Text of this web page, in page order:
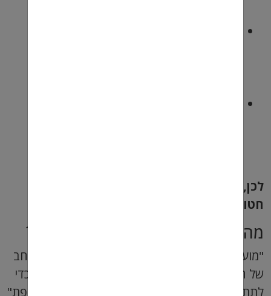
לכן, אין תשובה חד משמעית לשאלה האם
חטופים יכולים לעשות "מועדפת".
מהי "מועדפת" ומה המשמעות שלה?
"מועדפת" היא מונח כללי שיכול להתייחס למגוון רחב
של הטבות או הטבות שניתנות לאנשים מסוימים. כדי
לתת תשובה מדויקת יותר, יש להגדיר מהי ה"מועדפת"